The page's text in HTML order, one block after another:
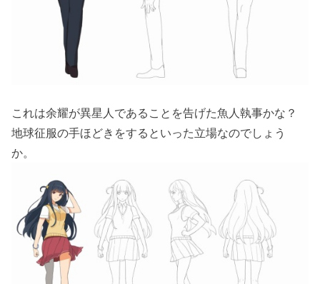
これは余耀が異星人であることを告げた魚人執事かな？
地球征服の手ほどきをするといった立場なのでしょう
か。